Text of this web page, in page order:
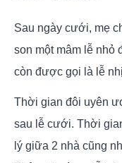
Sau ngày cưới, mẹ
son một mâm lễ nhỏ
còn được gọi là lễ
Thời gian đôi uyên
sau lễ cưới. Thời
lý giữa 2 nhà cũng